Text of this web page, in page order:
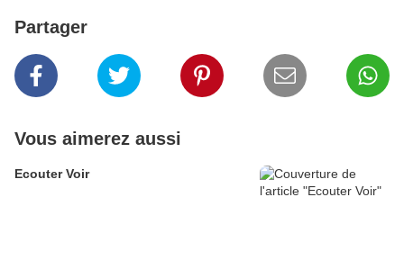
Partager
Vous aimerez aussi
Ecouter Voir